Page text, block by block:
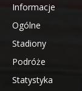
Informacje
Ogólne
Stadiony
Podróże
Statystyka